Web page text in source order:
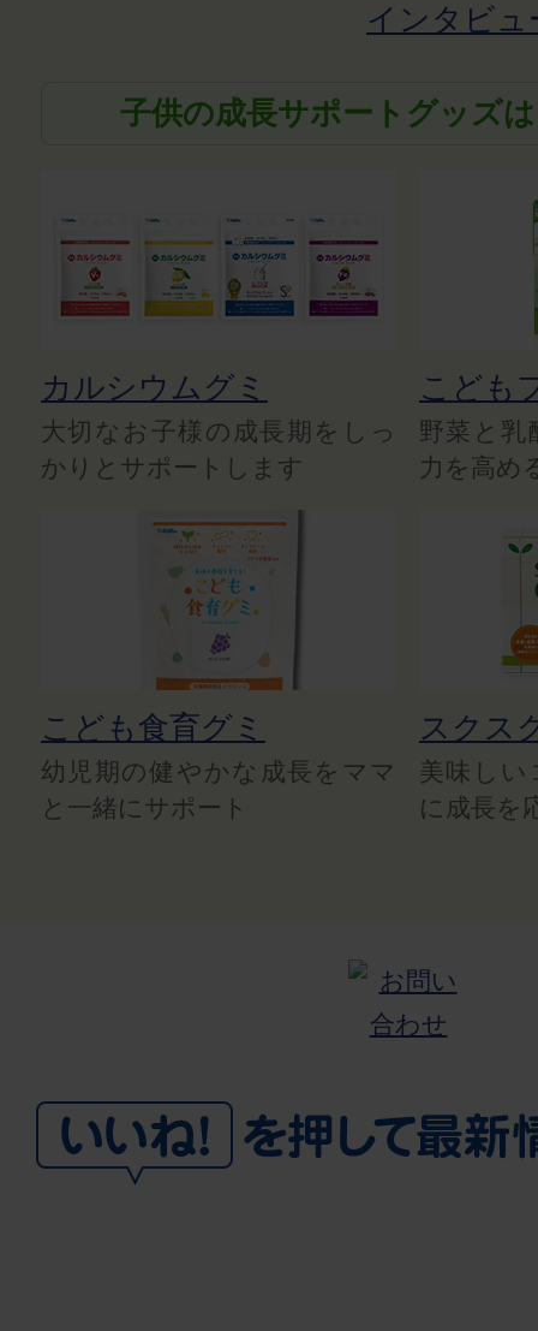
インタビュ
子供の成長サポートグッズ
カルシウムグミ
大切なお子様の成長期をしっ
かりとサポートします
こども
野菜と乳
力を高め
こども食育グミ
幼児期の健やかな成長をママ
と一緒にサポート
スクス
美味しい
に成長を